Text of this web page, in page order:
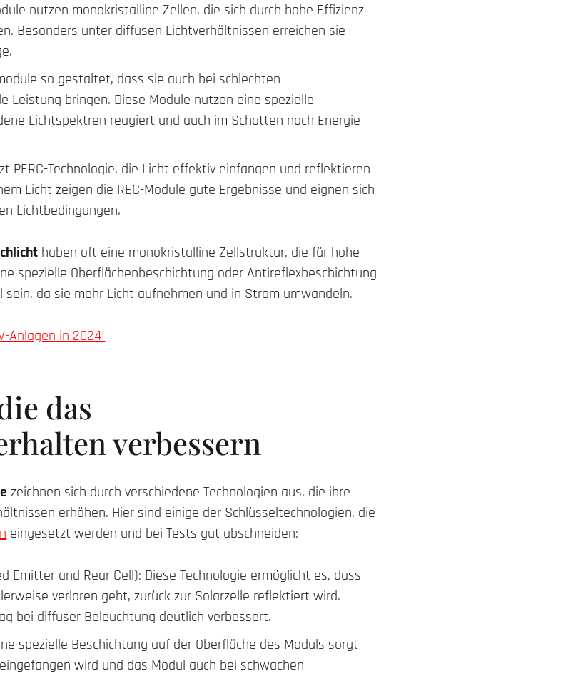
nutzen monokristalline Zellen, die sich durch hohe Effizienz
Besonders unter diffusen Lichtverhältnissen erreichen sie
so gestaltet, dass sie auch bei schlechten
Leistung bringen. Diese Module nutzen eine spezielle
Lichtspektren reagiert und auch im Schatten noch Energie
PERC-Technologie, die Licht effektiv einfangen und reflektieren
Licht zeigen die REC-Module gute Ergebnisse und eignen sich
Lichtbedingungen.
haben oft eine monokristalline Zellstruktur, die für hohe
spezielle Oberflächenbeschichtung oder Antireflexbeschichtung
da sie mehr Licht aufnehmen und in Strom umwandeln.
Anlagen in 2024!
das
verbessern
zeichnen sich durch verschiedene Technologien aus, die ihre
erhöhen. Hier sind einige der Schlüsseltechnologien, die
eingesetzt werden und bei Tests gut abschneiden:
Emitter and Rear Cell): Diese Technologie ermöglicht es, dass
verloren geht, zurück zur Solarzelle reflektiert wird.
bei diffuser Beleuchtung deutlich verbessert.
spezielle Beschichtung auf der Oberfläche des Moduls sorgt
wird und das Modul auch bei schwachen